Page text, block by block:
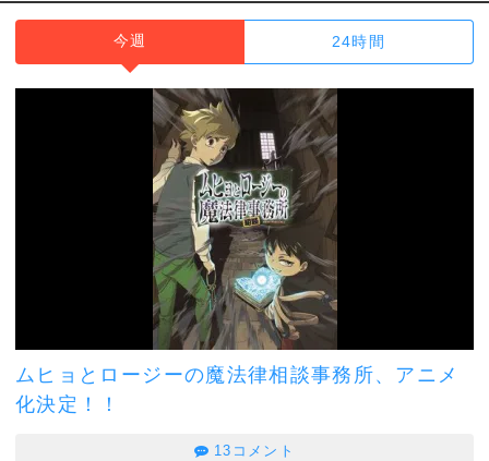
今週 24時間
ムヒョとロージーの魔法律相談事務所、アニメ
化決定！！
13コメント